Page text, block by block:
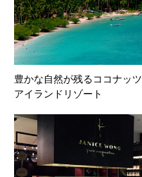
豊かな自然が残るココナッツ
アイランドリゾート